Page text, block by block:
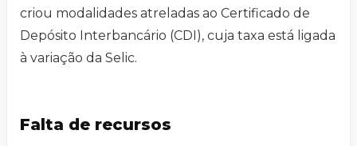
criou modalidades atreladas ao Certificado de
Depósito Interbancário (CDI), cuja taxa está ligada
à variação da Selic.
Falta de recursos